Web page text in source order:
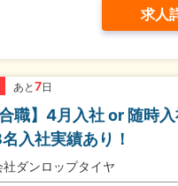
求人
あと 7日
合職】4月入社 or 随時
入社実績あり！
社ダンロップタイヤ